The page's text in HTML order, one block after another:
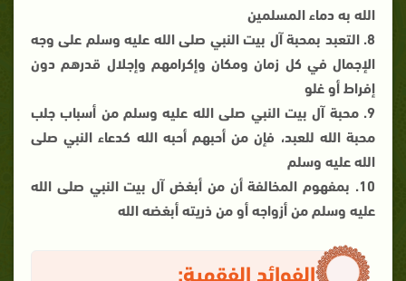
الله به دماء المسلمين
8. التعبد بمحبة آل بيت النبي صلى الله عليه وسلم على وجه
الإجمال في كل زمان ومكان وإكرامهم وإجلال قدرهم دون
إفراط أو غلو
9. محبة آل بيت النبي صلى الله عليه وسلم من أسباب جلب
محبة الله للعبد، فإن من أحبهم أحبه الله كدعاء النبي صلى
الله عليه وسلم
10. بمفهوم المخالفة أن من أبغض آل بيت النبي صلى الله
عليه وسلم من أزواجه أو من ذريته أبغضه الله
الفوائد الفقهية: